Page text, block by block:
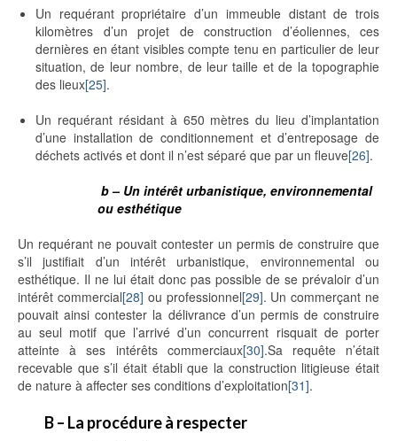
Un requérant propriétaire d’un immeuble distant de trois
kilomètres d’un projet de construction d’éoliennes, ces
dernières en étant visibles compte tenu en particulier de leur
situation, de leur nombre, de leur taille et de la topographie
des lieux[25].
Un requérant résidant à 650 mètres du lieu d’implantation
d’une installation de conditionnement et d’entreposage de
déchets activés et dont il n’est séparé que par un fleuve[26].
b – Un intérêt urbanistique, environnemental
ou esthétique
Un requérant ne pouvait contester un permis de construire que
s’il justifiait d’un intérêt urbanistique, environnemental ou
esthétique. Il ne lui était donc pas possible de se prévaloir d’un
intérêt commercial[28] ou professionnel[29]. Un commerçant ne
pouvait ainsi contester la délivrance d’un permis de construire
au seul motif que l’arrivé d’un concurrent risquait de porter
atteinte à ses intérêts commerciaux[30].Sa requête n’était
recevable que s’il était établi que la construction litigieuse était
de nature à affecter ses conditions d’exploitation[31].
B – La procédure à respecter